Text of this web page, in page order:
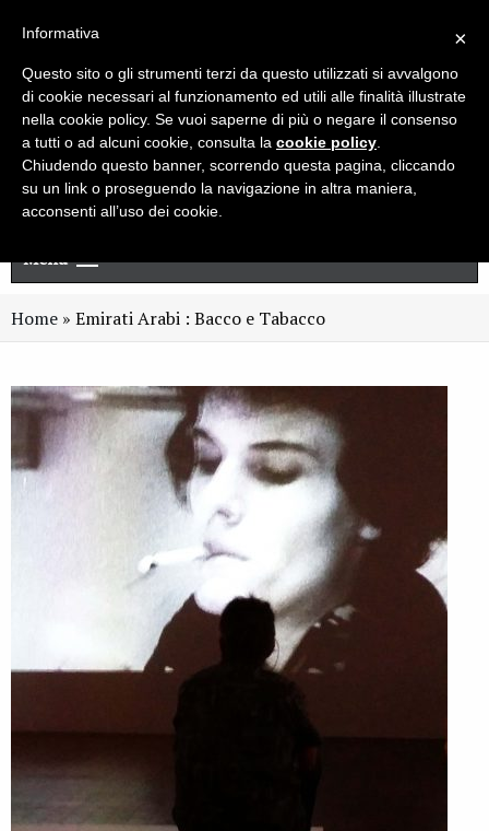
Newsletter
Menu
Home » Emirati Arabi : Bacco e Tabacco
×
Informativa
Questo sito o gli strumenti terzi da questo utilizzati si avvalgono
di cookie necessari al funzionamento ed utili alle finalità illustrate
nella cookie policy. Se vuoi saperne di più o negare il consenso
a tutti o ad alcuni cookie, consulta la cookie policy
Chiudendo questo banner, scorrendo questa pagina, cliccando
su un link o proseguendo la navigazione in altra maniera,
acconsenti all’uso dei cookie.